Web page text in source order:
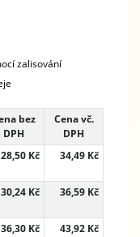
zalisování
bez
DPH
Cena vč.
DPH
28,50 Kč 34,49 Kč
30,24 Kč 36,59 Kč
36,30 Kč 43,92 Kč